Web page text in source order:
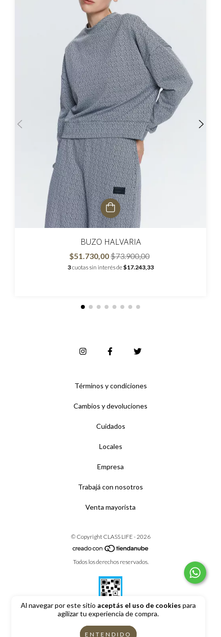
Al navegar por este sitio aceptás el uso de cookies para
agilizar tu experiencia de compra.
ENTENDIDO
BUZO HALVARIA
$51.730,00$73.900,00
3cuotas sin interés de$17.243,33
Términos y condiciones
Cambios y devoluciones
Cuidados
Locales
Empresa
Trabajá con nosotros
Venta mayorista
© Copyright CLASS LIFE - 2026
Todos los derechos reservados.
Defensa de las y los consumidores. Para reclamos